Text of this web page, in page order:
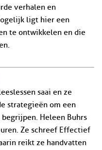
verhalen en
ligt hier een
te ontwikkelen en die
saai en ze
strategieën om een
Heleen Buhrs
Ze schreef Effectief
reikt ze handvatten